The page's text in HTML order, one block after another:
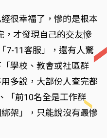
很幸福了，慘的是根本
，才發現自己的交友慘
7-11客服」，還有人驚
學校、教會或社區群
多說，大部份人查完都
「前10名全是工作群
架」，只能說沒有最慘